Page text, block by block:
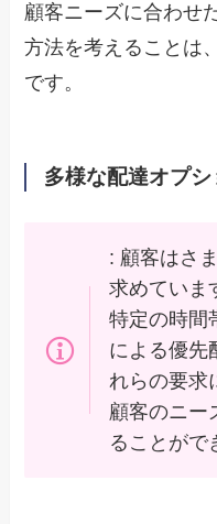
顧客ニーズに合わせ
方法を考えることは
です。
多様な配達オプ
: 顧客はさ
求めていま
特定の時間
による優先
れらの要求
顧客のニー
ることがで